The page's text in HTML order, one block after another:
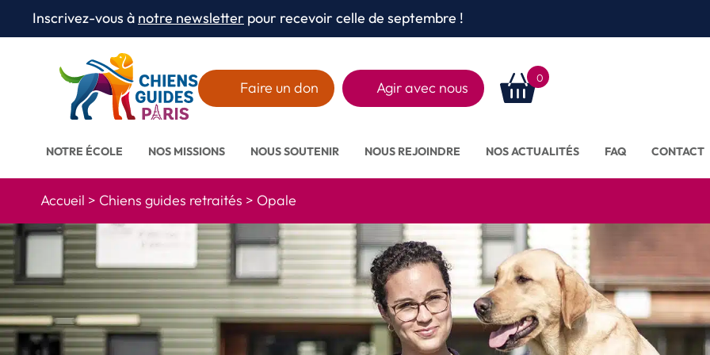
Aller au texte
Aller au menu
Inscrivez-vous à notre newsletter pour recevoir celle de septembre !
Faire un don Agir avec nous
0
NOTRE ÉCOLE NOS MISSIONS NOUS SOUTENIR NOUS REJOINDRE NOS ACTUALITÉS FAQ CONTACT
Accueil > Chiens guides retraités > Opale